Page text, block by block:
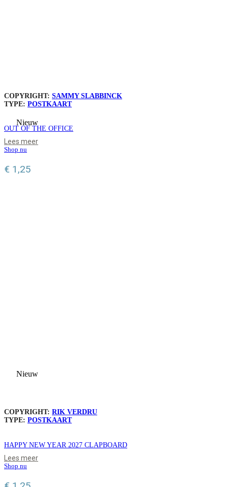
Nieuw
COPYRIGHT: SAMMY SLABBINCK
TYPE: POSTKAART
OUT OF THE OFFICE
Lees meer
Shop nu
€ 1,25
Nieuw
COPYRIGHT: RIK VERDRU
TYPE: POSTKAART
HAPPY NEW YEAR 2027 CLAPBOARD
Lees meer
Shop nu